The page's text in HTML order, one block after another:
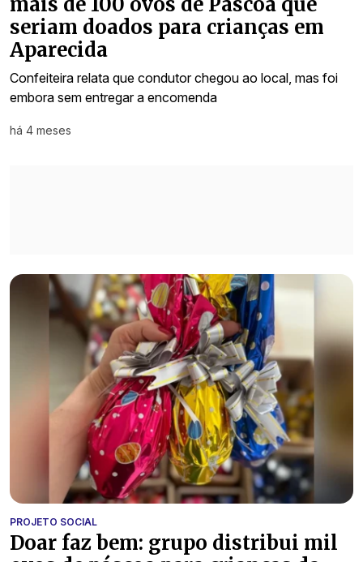
seriam doados para crianças em
Aparecida
Confeiteira relata que condutor chegou ao local, mas foi
embora sem entregar a encomenda
há 4 meses
PROJETO SOCIAL
Doar faz bem: grupo distribui mil